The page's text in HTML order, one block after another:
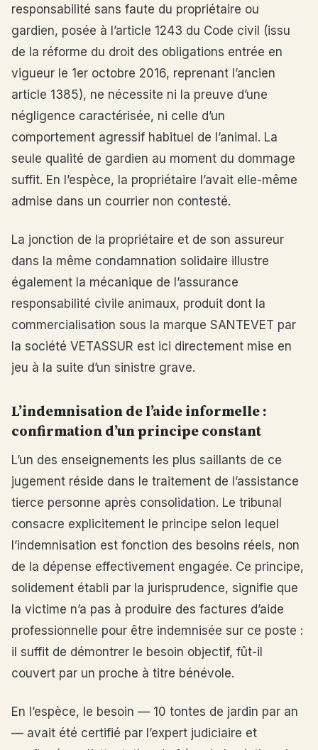
responsabilité sans faute du propriétaire ou
gardien, posée à l’article 1243 du Code civil (issu
de la réforme du droit des obligations entrée en
vigueur le 1er octobre 2016, reprenant l’ancien
article 1385), ne nécessite ni la preuve d’une
négligence caractérisée, ni celle d’un
comportement agressif habituel de l’animal. La
seule qualité de gardien au moment du dommage
suffit. En l’espèce, la propriétaire l’avait elle-même
admise dans un courrier non contesté.
La jonction de la propriétaire et de son assureur
dans la même condamnation solidaire illustre
également la mécanique de l’assurance
responsabilité civile animaux, produit dont la
commercialisation sous la marque SANTEVET par
la société VETASSUR est ici directement mise en
jeu à la suite d’un sinistre grave.
L’indemnisation de l’aide informelle :
confirmation d’un principe constant
L’un des enseignements les plus saillants de ce
jugement réside dans le traitement de l’assistance
tierce personne après consolidation. Le tribunal
consacre explicitement le principe selon lequel
l’indemnisation est fonction des besoins réels, non
de la dépense effectivement engagée. Ce principe,
solidement établi par la jurisprudence, signifie que
la victime n’a pas à produire des factures d’aide
professionnelle pour être indemnisée sur ce poste :
il suffit de démontrer le besoin objectif, fût-il
couvert par un proche à titre bénévole.
En l’espèce, le besoin — 10 tontes de jardin par an
— avait été certifié par l’expert judiciaire et